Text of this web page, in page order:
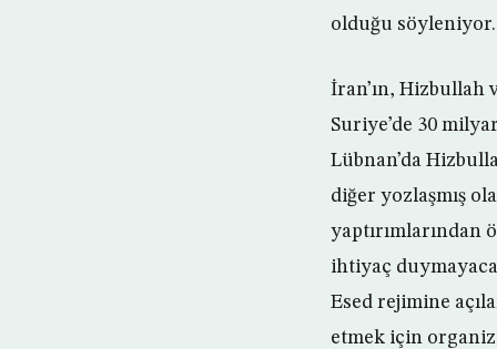
olduğu söyleniyor.
İran’ın, Hizbullah
Suriye’de 30
Lübnan’da
diğer yozlaşmış
yaptırımlarından
ihtiyaç
Esed rejimine
etmek için